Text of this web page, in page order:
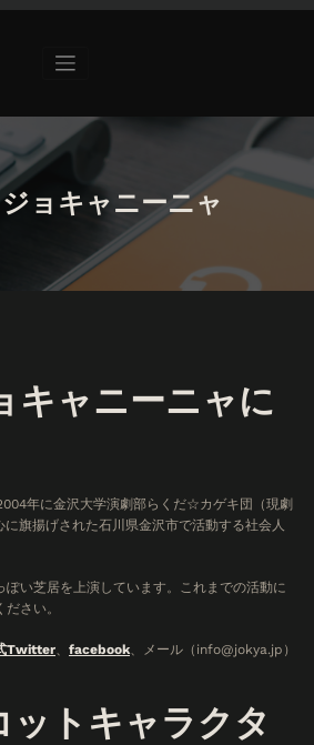
ョキャニーニャ
キャニーニャに
年に金沢大学演劇部らくだ☆カゲキ団（現劇
旗揚げされた石川県金沢市で活動する社会人
ぽい芝居を上演しています。これまでの活動に
ださい。
Twitter facebook 、メール（info@jokya.jp）
ットキャラクタ